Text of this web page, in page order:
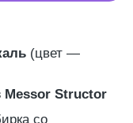
(цвет —
Messor Structor
со